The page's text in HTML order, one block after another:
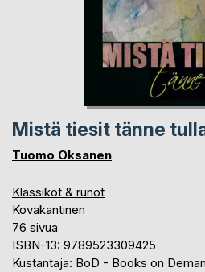
Mistä tiesit tänne
Tuomo Oksanen
Klassikot & runot
Kovakantinen
76 sivua
ISBN-13: 9789523309425
Kustantaja: BoD - Books on